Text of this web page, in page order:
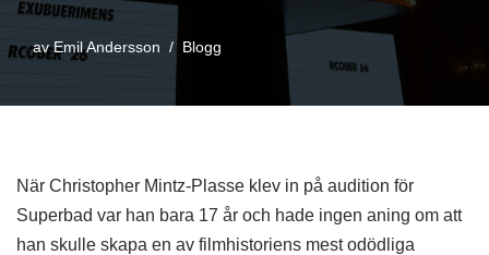
avEmil Andersson Blogg
När Christopher Mintz-Plasse klev in på audition för
Superbad var han bara 17 år och hade ingen aning om att
han skulle skapa en av filmhistoriens mest odödliga